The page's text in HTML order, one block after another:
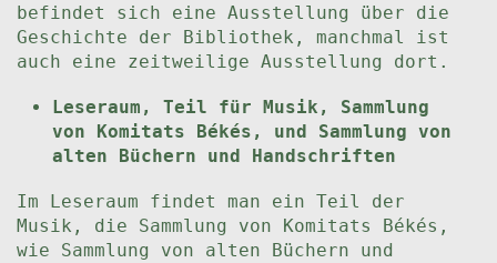
befindet sich eine Ausstellung über die
Geschichte der Bibliothek, manchmal ist
auch eine zeitweilige Ausstellung dort.
Leseraum, Teil für Musik, Sammlung
von Komitats Békés, und Sammlung von
alten Büchern und Handschriften
Im Leseraum findet man ein Teil der
Musik, die Sammlung von Komitats Békés,
wie Sammlung von alten Büchern und